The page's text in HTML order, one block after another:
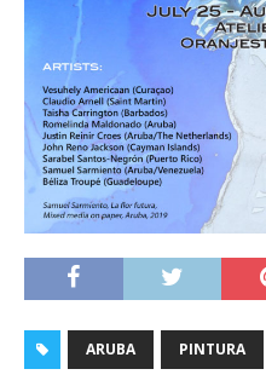
ARUBA PINTURA